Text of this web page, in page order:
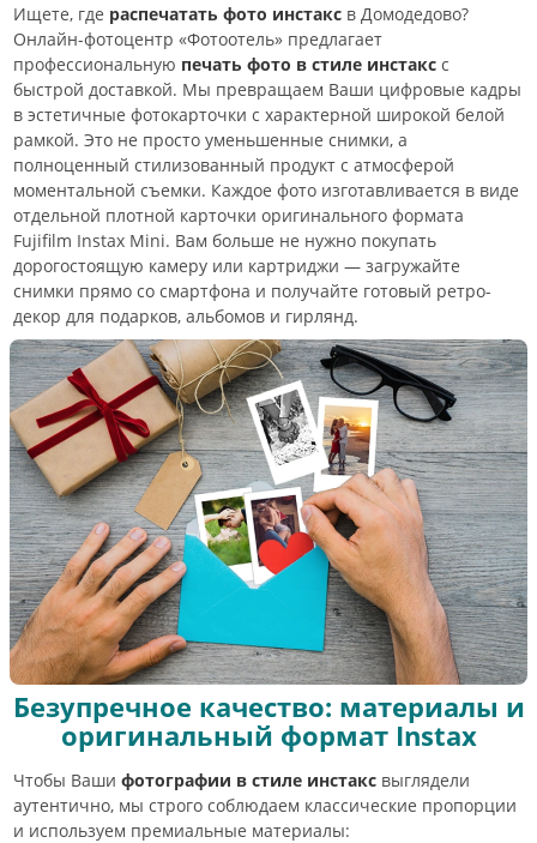
Ищете, где распечатать фото инстакс в Домодедово?
Онлайн-фотоцентр «Фотоотель» предлагает
профессиональную печать фото в стиле инстакс с
быстрой доставкой. Мы превращаем Ваши цифровые кадры
в эстетичные фотокарточки с характерной широкой белой
рамкой. Это не просто уменьшенные снимки, а
полноценный стилизованный продукт с атмосферой
моментальной съемки. Каждое фото изготавливается в виде
отдельной плотной карточки оригинального формата
Fujifilm Instax Mini. Вам больше не нужно покупать
дорогостоящую камеру или картриджи — загружайте
снимки прямо со смартфона и получайте готовый ретро-
декор для подарков, альбомов и гирлянд.
Безупречное качество: материалы и
оригинальный формат Instax
Чтобы Ваши фотографии в стиле инстакс выглядели
аутентично, мы строго соблюдаем классические пропорции
и используем премиальные материалы: